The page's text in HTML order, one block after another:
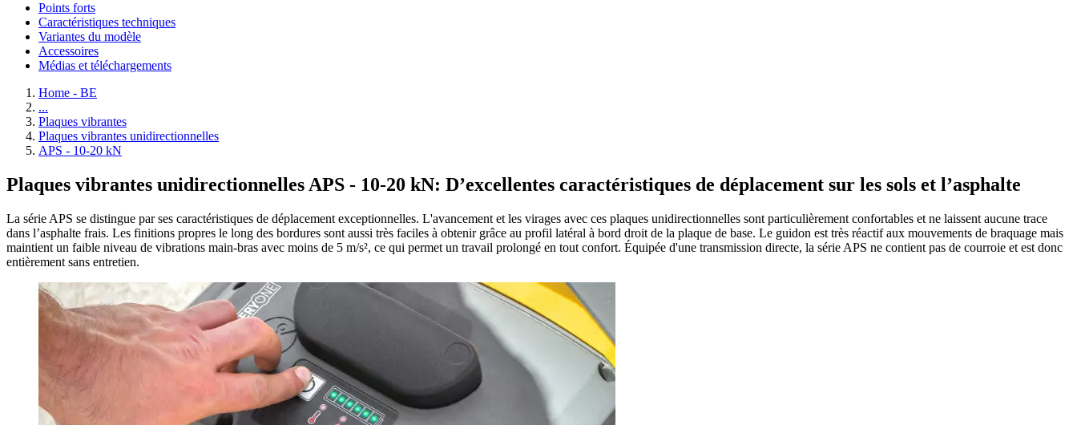
Points forts
Caractéristiques techniques
Variantes du modèle
Accessoires
Médias et téléchargements
Home - BE
...
Plaques vibrantes
Plaques vibrantes unidirectionnelles
APS - 10-20 kN
Plaques vibrantes unidirectionnelles APS - 10-20 kN: D’excellentes caractéristiques de déplacement sur les sols et l’asphalte
La série APS se distingue par ses caractéristiques de déplacement exceptionnelles. L'avancement et les virages avec ces plaques unidirectionnelles sont particulièrement confortables et ne laissent aucune trace
dans l’asphalte frais. Les finitions propres le long des bordures sont aussi très faciles à obtenir grâce au profil latéral à bord droit de la plaque de base. Le guidon est très réactif aux mouvements de braquage mais
maintient un faible niveau de vibrations main-bras avec moins de 5 m/s², ce qui permet un travail prolongé en tout confort. Équipée d'une transmission directe, la série APS ne contient pas de courroie et est donc
entièrement sans entretien.